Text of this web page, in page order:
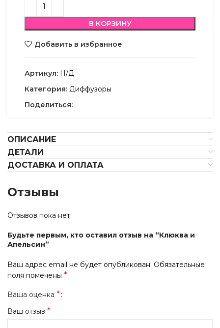
В КОРЗИНУ
Добавить в избранное
Артикул: Н/Д
Категория: Диффузоры
Поделиться:
ОПИСАНИЕ
ДЕТАЛИ
ДОСТАВКА И ОПЛАТА
Отзывы
Отзывов пока нет.
Будьте первым, кто оставил отзыв на “Клюква и
Апельсин”
Ваш адрес email не будет опубликован. Обязательные
поля помечены *
Ваша оценка *
Ваш отзыв *